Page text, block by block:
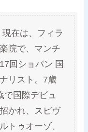
在は、フィラ
院で、マンチ
回ショパン 国
リスト。7歳
で国際デビュ
かれ、スピヴ
トゥオーゾ、